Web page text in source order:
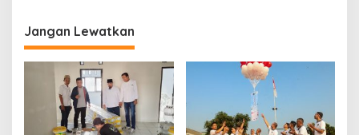
a
s
Jangan Lewatkan